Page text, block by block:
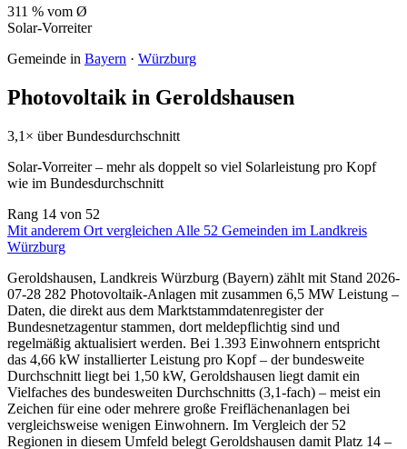
311 % vom Ø
Solar-Vorreiter
Gemeinde in Bayern · Würzburg
Photovoltaik in Geroldshausen
3,1× über Bundesdurchschnitt
Solar-Vorreiter – mehr als doppelt so viel Solarleistung pro Kopf
wie im Bundesdurchschnitt
Rang 14 von 52
Mit anderem Ort vergleichen Alle 52 Gemeinden im Landkreis
Würzburg
Geroldshausen, Landkreis Würzburg (Bayern) zählt mit Stand 2026-
07-28 282 Photovoltaik-Anlagen mit zusammen 6,5 MW Leistung –
Daten, die direkt aus dem Marktstammdatenregister der
Bundesnetzagentur stammen, dort meldepflichtig sind und
regelmäßig aktualisiert werden. Bei 1.393 Einwohnern entspricht
das 4,66 kW installierter Leistung pro Kopf – der bundesweite
Durchschnitt liegt bei 1,50 kW, Geroldshausen liegt damit ein
Vielfaches des bundesweiten Durchschnitts (3,1-fach) – meist ein
Zeichen für eine oder mehrere große Freiflächenanlagen bei
vergleichsweise wenigen Einwohnern. Im Vergleich der 52
Regionen in diesem Umfeld belegt Geroldshausen damit Platz 14 –